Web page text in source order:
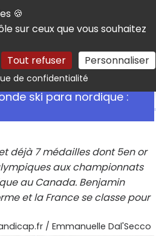
🍪
sur ceux que vous souhaitez
Tout refuser Personnaliser
de confidentialitéRechercher
ski para nordique :
déjà 7 médailles dont 5en or
aux championnats
au Canada. Benjamin
et la France se classe pour
/ Emmanuelle Dal'Secco